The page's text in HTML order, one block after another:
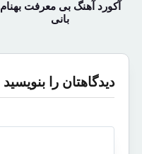
آکورد آهنگ بی معرفت بهنام
بانی
دیدگاهتان را بنویسید